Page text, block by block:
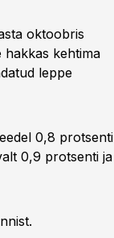
oktoobris
hakkas kehtima
leppe
0,8 protsenti
0,9 protsenti ja